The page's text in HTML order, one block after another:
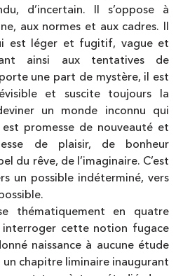
d’incertain. Il s’oppose à
aux normes et aux cadres. Il
est léger et fugitif, vague et
ainsi aux tentatives de
une part de mystère, il est
et suscite toujours la
un monde inconnu qui
promesse de nouveauté et
de plaisir, de bonheur
du rêve, de l’imaginaire. C’est
un possible indéterminé, vers
thématiquement en quatre
interroger cette notion fugace
naissance à aucune étude
chapitre liminaire inaugurant